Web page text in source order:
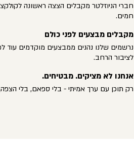
חברי הניוזלטר מקבלים הצצה ראשונה
חמים.
מקבלים מבצעים לפני כולם
נרשמים שלנו נהנים ממבצעים מוקדמים עוד
לציבור הרחב.
אנחנו לא מציקים. מבטיחים.
רק תוכן עם ערך אמיתי - בלי ספאם, בלי